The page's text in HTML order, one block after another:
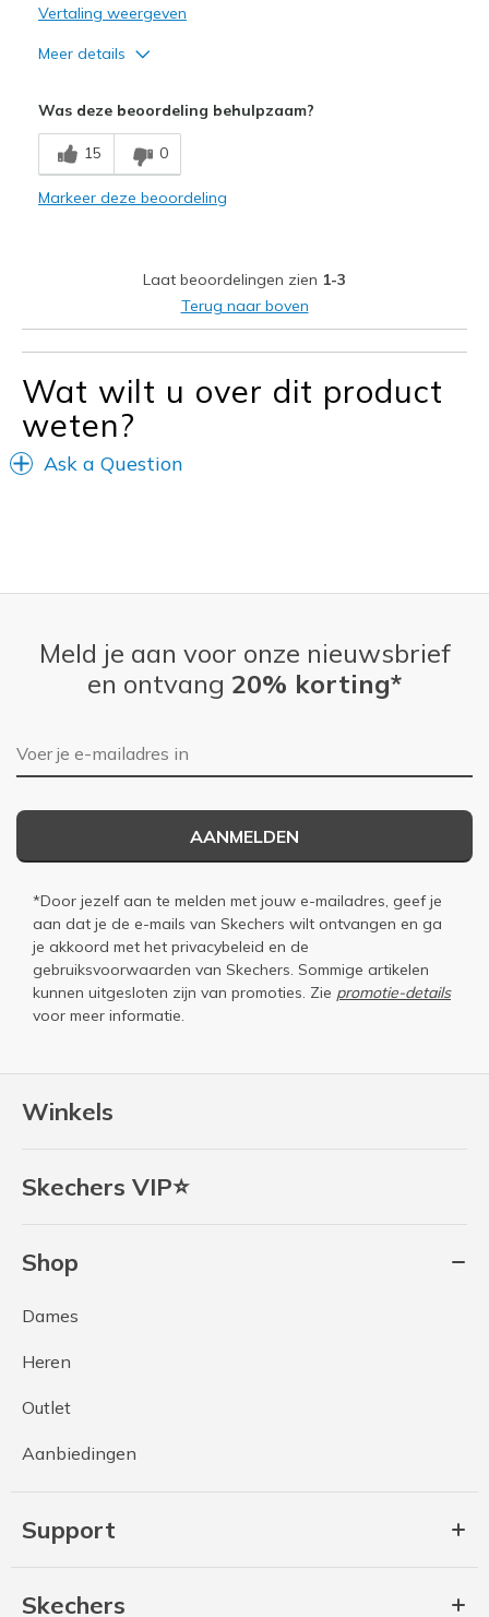
Vertaling weergeven
Meer details
Comfortable
Stylish
Travel
Width
Feels true to width
Sizing
Feels true to size
View On Shoes
Was deze beoordeling behulpzaam?
15 0
Markeer deze beoordeling
Laat beoordelingen zien 1-3
Terug naar boven
Wat wilt u over dit product
weten?
Ask a Question
Winkels
Skechers VIP⭐
Shop
Dames
Heren
Outlet
Aanbiedingen
Support
Skechers
Meld je aan voor onze nieuwsbrief
en ontvang 20% korting*
E-mailadres
AANMELDEN
*Door jezelf aan te melden met jouw e-mailadres, geef je
aan dat je de e-mails van Skechers wilt ontvangen en ga
je akkoord met het privacybeleid en de
gebruiksvoorwaarden van Skechers. Sommige artikelen
kunnen uitgesloten zijn van promoties. Zie promotie-details
voor meer informatie.